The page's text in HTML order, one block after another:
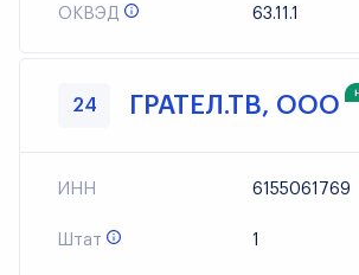
ОКВЭД 63.11.1
24 ГРАТЕЛ.ТВ, ООО
ИНН 6155061769
Штат 1